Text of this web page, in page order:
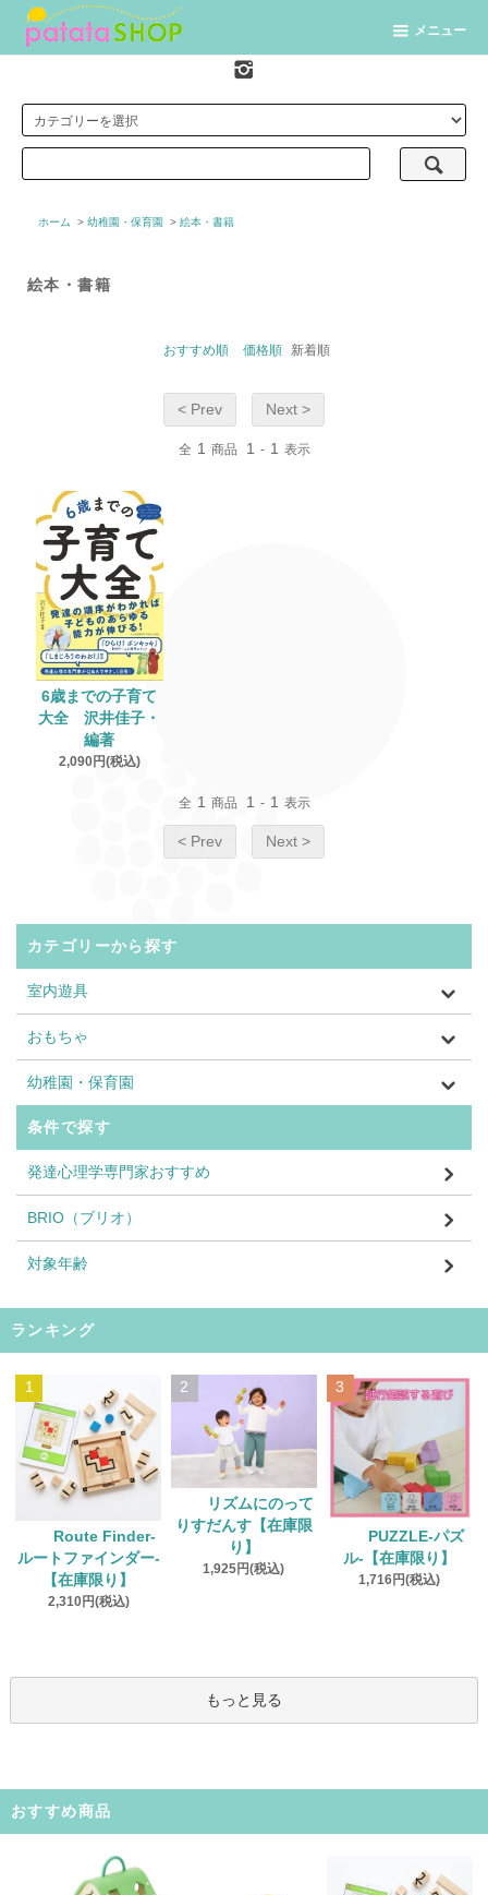
メニュー
ホーム > 幼稚園・保育園 > 絵本・書籍
絵本・書籍
おすすめ順 価格順 新着順
< Prev Next >
全 1 商品 1 - 1 表示
6歳までの子育て
大全 沢井佳子・
編著
2,090円(税込)
全 1 商品 1 - 1 表示
< Prev Next >
カテゴリーから探す
室内遊具
おもちゃ
幼稚園・保育園
条件で探す
発達心理学専門家おすすめ
BRIO（ブリオ）
対象年齢
ランキング
1
Route Finder‐
ルートファインダー‐
【在庫限り】
2,310円(税込)
2
リズムにのって
りすだんす【在庫限
り】
1,925円(税込)
3
PUZZLE‐パズ
ル‐【在庫限り】
1,716円(税込)
もっと見る
おすすめ商品